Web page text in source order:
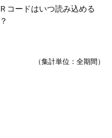
コードはいつ読み込める
（集計単位：全期間）